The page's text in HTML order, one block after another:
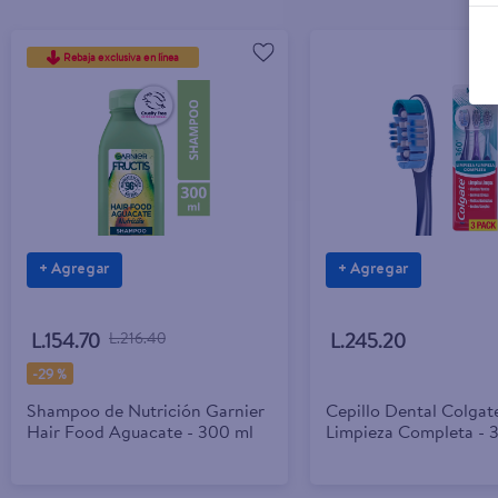
Rebaja exclusiva en línea
+ Agregar
L.154.70 L.216.40
-29 %
Shampoo de Nutrición Garnier
Hair Food Aguacate - 300 ml
+ Agregar
L.245.20
Cepillo Dental
Limpieza Completa -